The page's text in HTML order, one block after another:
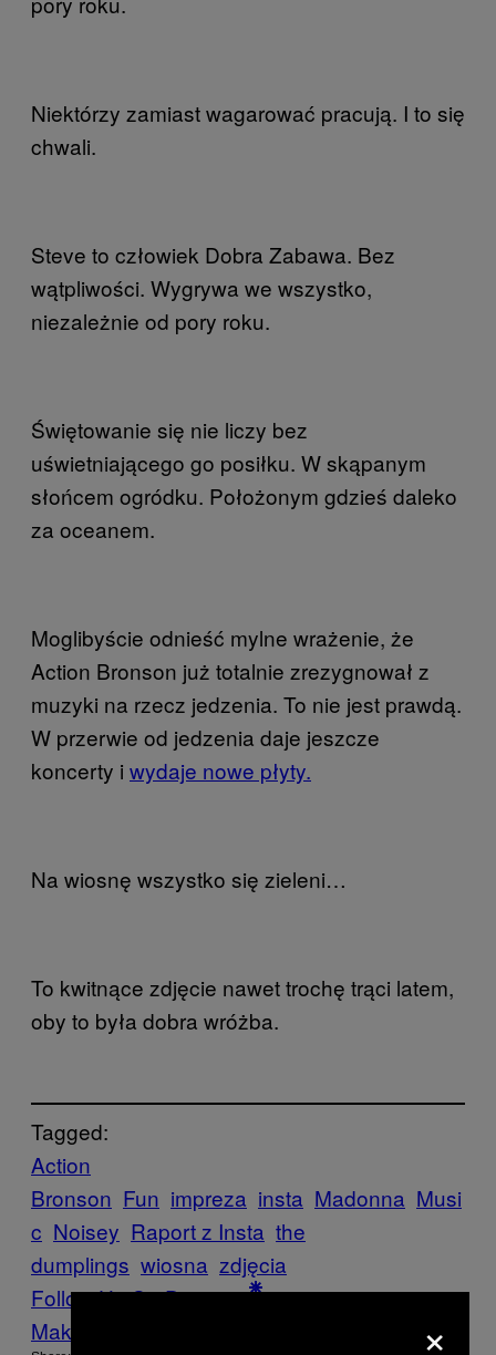
Niektórzy zamiast wagarować pracują. I to się
chwali.
Steve to człowiek Dobra Zabawa. Bez
wątpliwości. Wygrywa we wszystko,
niezależnie od pory roku.
Świętowanie się nie liczy bez
uświetniającego go posiłku. W skąpanym
słońcem ogródku. Położonym gdzieś daleko
za oceanem.
Moglibyście odnieść mylne wrażenie, że
Action Bronson już totalnie zrezygnował z
muzyki na rzecz jedzenia. To nie jest prawdą.
W przerwie od jedzenia daje jeszcze
koncerty i wydaje nowe płyty.
Na wiosnę wszystko się zieleni…
To kwitnące zdjęcie nawet trochę trąci latem,
oby to była dobra wróżba.
Tagged:
Action
Bronson Fun impreza insta Madonna Musi
c Noisey Raport z Insta the
dumplings wiosna zdjęcia
Follow Us On Discover
Make Us Preferred In Top Stories
×